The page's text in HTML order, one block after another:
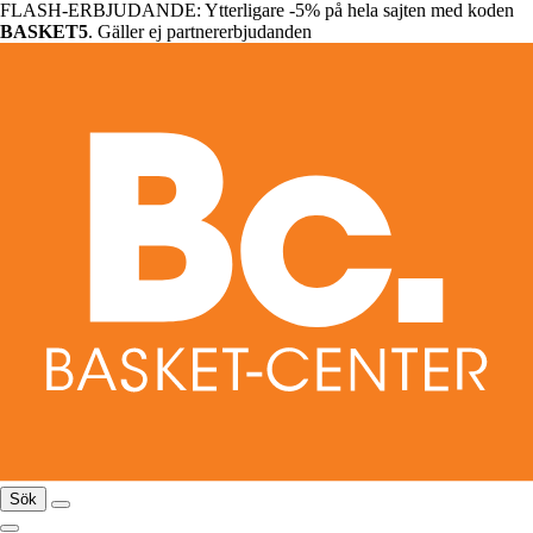
FLASH-ERBJUDANDE: Ytterligare -5% på hela sajten med koden
BASKET5. Gäller ej partnererbjudanden
Sök